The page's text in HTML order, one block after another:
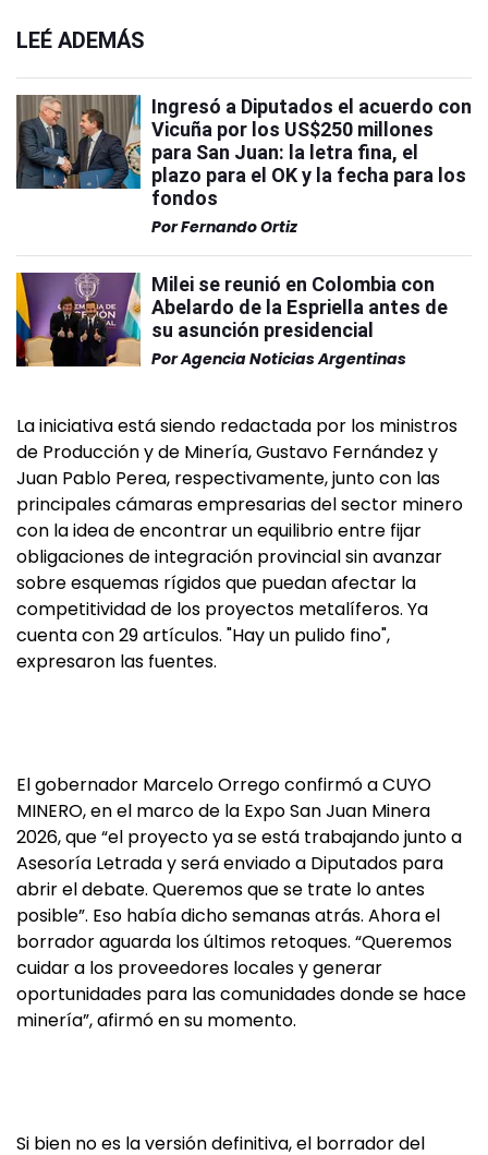
LEÉ ADEMÁS
Ingresó a Diputados el acuerdo con
Vicuña por los US$250 millones
para San Juan: la letra fina, el
plazo para el OK y la fecha para los
fondos
PorFernando Ortiz
Milei se reunió en Colombia con
Abelardo de la Espriella antes de
su asunción presidencial
PorAgencia Noticias Argentinas
La iniciativa está siendo redactada por los ministros
de Producción y de Minería, Gustavo Fernández y
Juan Pablo Perea, respectivamente, junto con las
principales cámaras empresarias del sector minero
con la idea de encontrar un equilibrio entre fijar
obligaciones de integración provincial sin avanzar
sobre esquemas rígidos que puedan afectar la
competitividad de los proyectos metalíferos. Ya
cuenta con 29 artículos. "Hay un pulido fino",
expresaron las fuentes.
El gobernador Marcelo Orrego confirmó a CUYO
MINERO, en el marco de la Expo San Juan Minera
2026, que “el proyecto ya se está trabajando junto a
Asesoría Letrada y será enviado a Diputados para
abrir el debate. Queremos que se trate lo antes
posible”. Eso había dicho semanas atrás. Ahora el
borrador aguarda los últimos retoques. “Queremos
cuidar a los proveedores locales y generar
oportunidades para las comunidades donde se hace
minería”, afirmó en su momento.
Si bien no es la versión definitiva, el borrador del